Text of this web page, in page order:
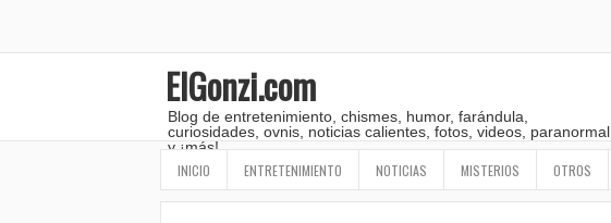
ElGonzi.com
Blog de entretenimiento, chismes, humor, farándula,
curiosidades, ovnis, noticias calientes, fotos, videos, paranormal
y ¡más!
INICIO ENTRETENIMIENTO NOTICIAS MISTERIOS OTROS